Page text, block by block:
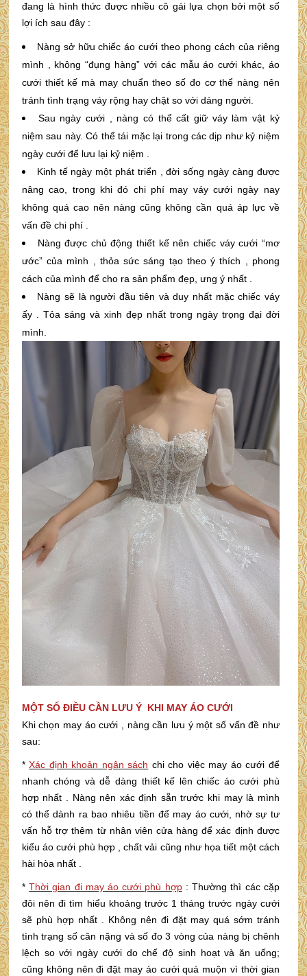
đang là hình thức được nhiều cô gái lựa chọn bởi một số
lợi ích sau đây :
Nàng sở hữu chiếc áo cưới theo phong cách của riêng
mình , không “đụng hàng” với các mẫu áo cưới khác, áo
cưới thiết kế mà may chuẩn theo số đo cơ thể nàng nên
tránh tình trạng váy rộng hay chật so với dáng người.
Sau ngày cưới , nàng có thể cất giữ váy làm vật kỷ
niệm sau này. Có thể tái mặc lại trong các dịp như kỷ niệm
ngày cưới để lưu lại kỷ niệm .
Kinh tế ngày một phát triển , đời sống ngày càng được
nâng cao, trong khi đó chi phí may váy cưới ngày nay
không quá cao nên nàng cũng không cần quá áp lực về
vấn đề chi phí .
Nàng được chủ động thiết kế nên chiếc váy cưới “mơ
ước” của mình , thỏa sức sáng tạo theo ý thích , phong
cách của mình để cho ra sản phẩm đẹp, ưng ý nhất .
Nàng sẽ là người đầu tiên và duy nhất mặc chiếc váy
ấy . Tỏa sáng và xinh đẹp nhất trong ngày trọng đại đời
mình.
MỘT SỐ ĐIỀU CẦN LƯU Ý KHI MAY ÁO CƯỚI
Khi chọn may áo cưới , nàng cần lưu ý một số vấn đề như
sau:
*Xác định khoản ngân sách chi cho việc may áo cưới để
nhanh chóng và dễ dàng thiết kế lên chiếc áo cưới phù
hợp nhất . Nàng nên xác định sẵn trước khi may là mình
có thể dành ra bao nhiêu tiền để may áo cưới, nhờ sự tư
vấn hỗ trợ thêm từ nhân viên cửa hàng để xác định được
kiểu áo cưới phù hợp , chất vải cũng như họa tiết một cách
hài hòa nhất .
*Thời gian đi may áo cưới phù hợp: Thường thì các cặp
đôi nên đi tìm hiểu khoảng trước 1 tháng trước ngày cưới
sẽ phù hợp nhất . Không nên đi đặt may quá sớm tránh
tình trạng số cân nặng và số đo 3 vòng của nàng bị chênh
lệch so với ngày cưới do chế độ sinh hoạt và ăn uống;
cũng không nên đi đặt may áo cưới quá muộn vì thời gian